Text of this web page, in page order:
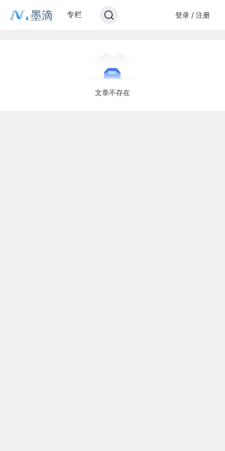
墨滴 专栏 登录 / 注册
文章不存在